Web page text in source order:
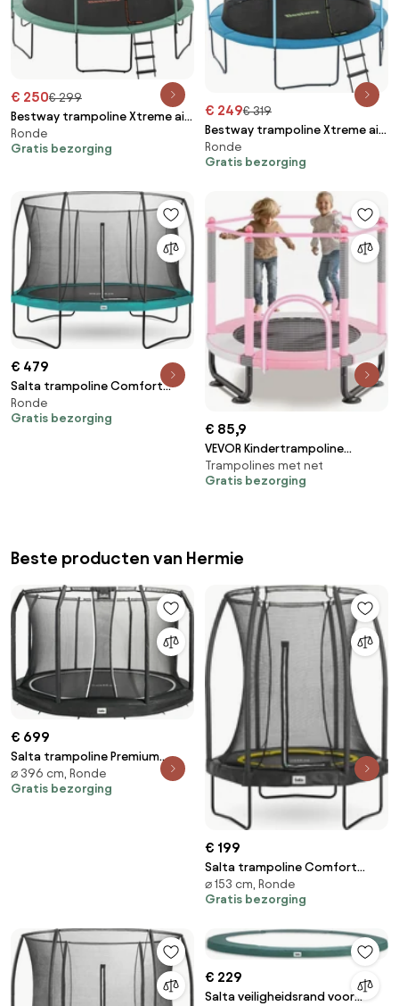
€ 250€ 299
Bestway trampoline Xtreme air
- Diameter 427cm - rond -
groen
Ronde
Gratis bezorging
€ 249€ 319
Bestway trampoline Xtreme air
- Diameter 366cm - rond -
blauw
Ronde
Gratis bezorging
€ 479
Salta trampoline Comfort
Edition - Diameter 366 cm -
Rond - Groen
Ronde
Gratis bezorging
€ 85,9
VEVOR Kindertrampoline
Buitentrampoline Mini Leisure
Trampoline 1545 mm voor
Kerstspeelgoed voor kinderen
Trampolines met net
Gratis bezorging
Beste producten van Hermie
€ 699
Salta trampoline Premium
Ground - Diameter 396 cm -
Rond - zwart
⌀ 396 cm, Ronde
Gratis bezorging
€ 199
Salta trampoline Comfort
Edition - Diameter 153 cm -
Rond - Zwart
⌀ 153 cm, Ronde
Gratis bezorging
€ 229
Salta veiligheidsrand voor